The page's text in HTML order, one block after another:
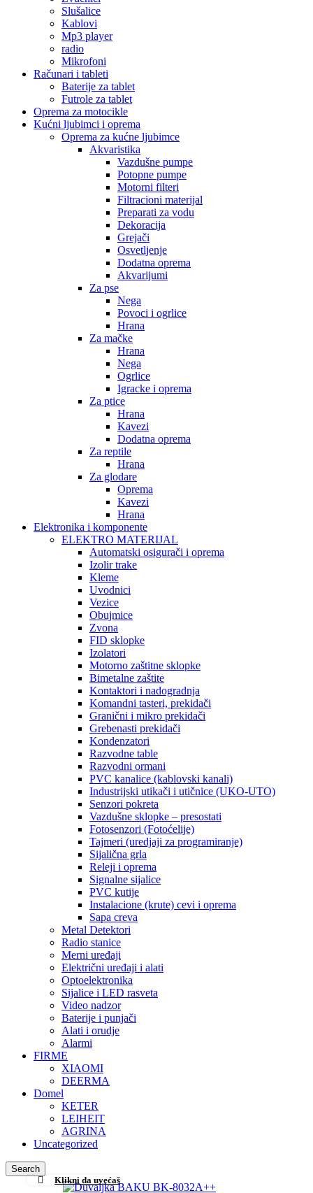
Slušalice
Kablovi
Mp3 player
radio
Mikrofoni
Računari i tableti
Baterije za tablet
Futrole za tablet
Oprema za motocikle
Kućni ljubimci i oprema
Oprema za kućne ljubimce
Akvaristika
Vazdušne pumpe
Potopne pumpe
Motorni filteri
Filtracioni materijal
Preparati za vodu
Dekoracija
Grejači
Osvetljenje
Dodatna oprema
Akvarijumi
Za pse
Nega
Povoci i ogrlice
Hrana
Za mačke
Hrana
Nega
Ogrlice
Igracke i oprema
Za ptice
Hrana
Kavezi
Dodatna oprema
Za reptile
Hrana
Za glodare
Oprema
Kavezi
Hrana
Elektronika i komponente
ELEKTRO MATERIJAL
Automatski osigurači i oprema
Izolir trake
Kleme
Uvodnici
Vezice
Obujmice
Zvona
FID sklopke
Izolatori
Motorno zaštitne sklopke
Bimetalne zaštite
Kontaktori i nadogradnja
Komandni tasteri, prekidači
Granični i mikro prekidači
Grebenasti prekidači
Kondenzatori
Razvodne table
Razvodni ormani
PVC kanalice (kablovski kanali)
Industrijski utikači i utičnice (UKO-UTO)
Senzori pokreta
Vazdušne sklopke – presostati
Fotosenzori (Fotoćelije)
Tajmeri (uredjaji za programiranje)
Sijalična grla
Releji i oprema
Signalne sijalice
PVC kutije
Instalacione (krute) cevi i oprema
Sapa creva
Metal Detektori
Radio stanice
Merni uređaji
Električni uređaji i alati
Optoelektronika
Sijalice i LED rasveta
Video nadzor
Baterije i punjači
Alati i orudje
Alarmi
FIRME
XIAOMI
DEERMA
Domel
KETER
LEIHEIT
AGRINA
Uncategorized
Search
Klikni da uvećaš